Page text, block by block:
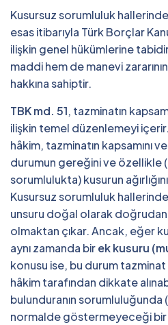
Kusursuz sorumluluk
esas itibarıyla Türk Borçlar
ilişkin genel hükümlerine
maddi hem de manevi
hakkına sahiptir.
TBK md. 51, tazminatın
ilişkin temel düzenlemeyi
hâkim, tazminatın kapsamını
durumun gereğini ve özellikle
sorumlulukta) kusurun
Kusursuz sorumluluk
unsuru doğal olarak
olmaktan çıkar. Ancak, eğer
aynı zamanda birek kusuru
konusu ise, bu durum tazminat
hâkim tarafından dikkate
bulunduranın sorumluluğunda
normalde göstermeyeceği bir